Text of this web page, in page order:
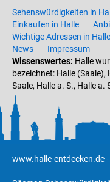
Sehenswürdigkeiten in
Einkaufen in Halle
Wichtige Adressen in Halle
News
Impressum
Wissenswertes: Halle
bezeichnet: Halle (Saale),
Saale, Halle a. S., Halle a.
www.halle-entdecken.de-